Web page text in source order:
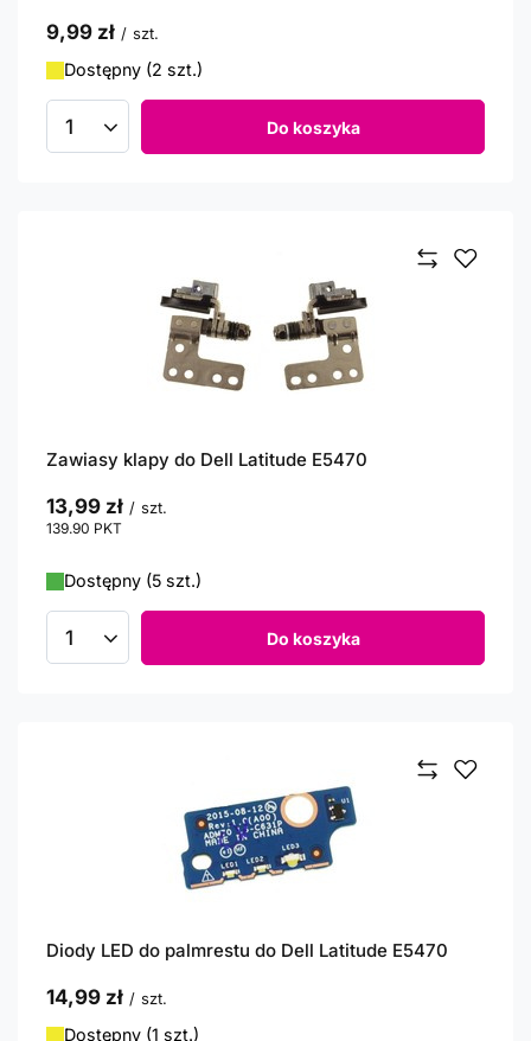
9,99 zł / szt.
Dostępny (2 szt.)
Ilość produktów Do koszyka
Zawiasy klapy do Dell Latitude E5470
13,99 zł / szt.
139.90 PKT
Dostępny (5 szt.)
Ilość produktów Do koszyka
Diody LED do palmrestu do Dell Latitude E5470
14,99 zł / szt.
Dostępny (1 szt.)